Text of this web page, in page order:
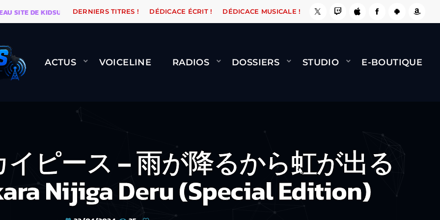
DE KIDSUNE WARÉTRO ORANGE ROAD QUI PASSE, ÇA LE FAIT ! NAMI BERNARD MINET - FLY
DERNIERS TITRES ! DÉDICACE ÉCRIT ! DÉDICACE MUSICALE !
ACTUS VOICELINE RADIOS DOSSIERS STUDIO E-BOUTIQUE
イピース – 雨が降るから虹が出る
Nijiga Deru (Special Edition)